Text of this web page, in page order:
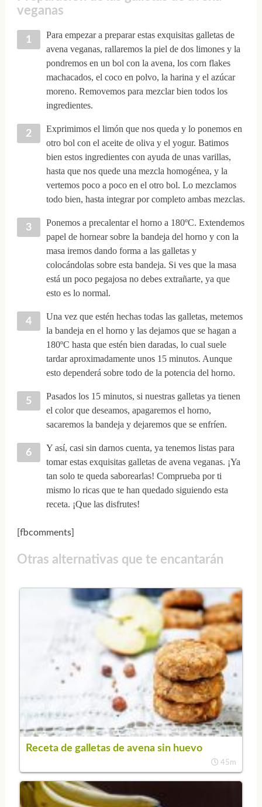
veganas
Para empezar a preparar estas exquisitas galletas de
avena veganas, rallaremos la piel de dos limones y la
pondremos en un bol con la avena, los corn flakes
machacados, el coco en polvo, la harina y el azúcar
moreno. Removemos para mezclar bien todos los
ingredientes.
Exprimimos el limón que nos queda y lo ponemos en
otro bol con el aceite de oliva y el yogur. Batimos
bien estos ingredientes con ayuda de unas varillas,
hasta que nos quede una mezcla homogénea, y la
vertemos poco a poco en el otro bol. Lo mezclamos
todo bien, hasta integrar por completo ambas mezclas.
Ponemos a precalentar el horno a 180ºC. Extendemos
papel de hornear sobre la bandeja del horno y con la
masa iremos dando forma a las galletas y
colocándolas sobre esta bandeja. Si ves que la masa
está un poco pegajosa no debes extrañarte, ya que
esto es lo normal.
Una vez que estén hechas todas las galletas, metemos
la bandeja en el horno y las dejamos que se hagan a
180ºC hasta que estén bien daradas, lo cual suele
tardar aproximadamente unos 15 minutos. Aunque
esto dependerá sobre todo de la potencia del horno.
Pasados los 15 minutos, si nuestras galletas ya tienen
el color que deseamos, apagaremos el horno,
sacaremos la bandeja y dejaremos que se enfríen.
Y así, casi sin darnos cuenta, ya tenemos listas para
tomar estas exquisitas galletas de avena veganas. ¡Ya
tan solo te queda saborearlas! Comprueba por ti
mismo lo ricas que te han quedado siguiendo esta
receta. ¡Que las disfrutes!
[fbcomments]
Otras alternativas que te encantarán
Receta de galletas de avena sin huevo
45m